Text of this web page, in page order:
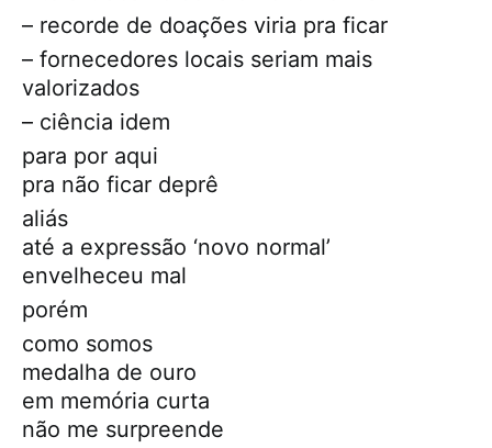
– recorde de doações viria pra ficar
– fornecedores locais seriam mais
valorizados
– ciência idem
para por aqui
pra não ficar deprê
aliás
até a expressão ‘novo normal’
envelheceu mal
porém
como somos
medalha de ouro
em memória curta
não me surpreende